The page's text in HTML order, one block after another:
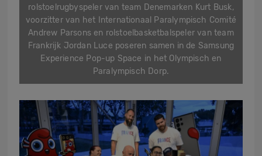
rolstoelrugbyspeler van team Denemarken Kurt Busk,
voorzitter van het Internationaal Paralympisch Comité
Andrew Parsons en rolstoelbasketbalspeler van team
Frankrijk Jordan Luce poseren samen in de Samsung
Experience Pop-up Space in het Olympisch en
Paralympisch Dorp.